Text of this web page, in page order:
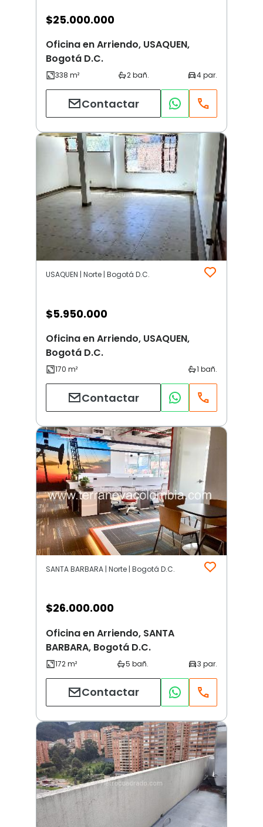
$25.000.000
Oficina en Arriendo, USAQUEN,
Bogotá D.C.
Contactar
USAQUEN | Norte | Bogotá D.C.
$5.950.000
Oficina en Arriendo, USAQUEN,
Bogotá D.C.
Contactar
SANTA BARBARA | Norte | Bogotá D.C.
$26.000.000
Oficina en Arriendo, SANTA
BARBARA, Bogotá D.C.
Contactar